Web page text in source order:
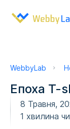
WebbyLab
Епоха T-
8 Травня,
1 хвилина